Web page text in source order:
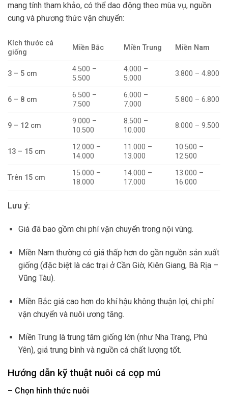
mang tính tham khảo, có thể dao động theo mùa vụ, nguồn
cung và phương thức vận chuyển:
Kích thước cá
giống
Miền Bắc Miền Trung Miền Nam
3 – 5 cm
4.500 –
5.500
4.000 –
5.000
3.800 – 4.800
6 – 8 cm
6.500 –
7.500
6.000 –
7.000
5.800 – 6.800
9 – 12 cm
9.000 –
10.500
8.500 –
10.000
8.000 – 9.500
13 – 15 cm
12.000 –
14.000
11.000 –
13.000
10.500 –
12.500
Trên 15 cm
15.000 –
18.000
14.000 –
17.000
13.000 –
16.000
Lưu ý:
Giá đã bao gồm chi phí vận chuyển trong nội vùng.
Miền Nam thường có giá thấp hơn do gần nguồn sản xuất
giống (đặc biệt là các trại ở Cần Giờ, Kiên Giang, Bà Rịa –
Vũng Tàu).
Miền Bắc giá cao hơn do khí hậu không thuận lợi, chi phí
vận chuyển và nuôi ương tăng.
Miền Trung là trung tâm giống lớn (như Nha Trang, Phú
Yên), giá trung bình và nguồn cá chất lượng tốt.
Hướng dẫn kỹ thuật nuôi cá cọp mú
– Chọn hình thức nuôi